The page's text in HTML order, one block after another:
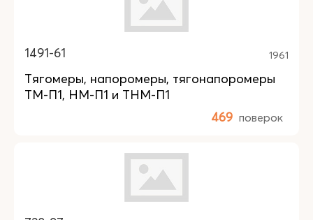
1491-61 1961
Тягомеры, напоромеры, тягонапоромеры
ТМ-П1, НМ-П1 и ТНМ-П1
469 поверок